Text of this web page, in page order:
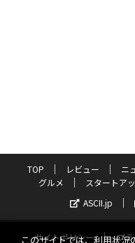
TOP レビュー ニ
グルメ
スタートア
ASCII.jp
サイトポリシー プ
このサイトでは、利用状況